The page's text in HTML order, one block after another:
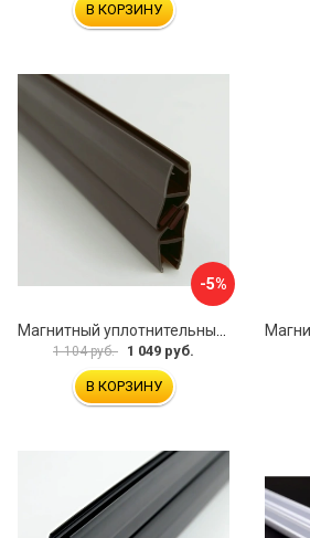
В КОРЗИНУ
-5%
1 104 руб. 1 049 руб.
В КОРЗИНУ